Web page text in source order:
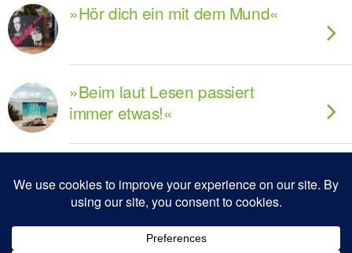
»Hör dich ein mit dem Mund«
»Beim laut Lesen passiert
immer etwas!«
Zum Seitenanfang
Mobil Desktop